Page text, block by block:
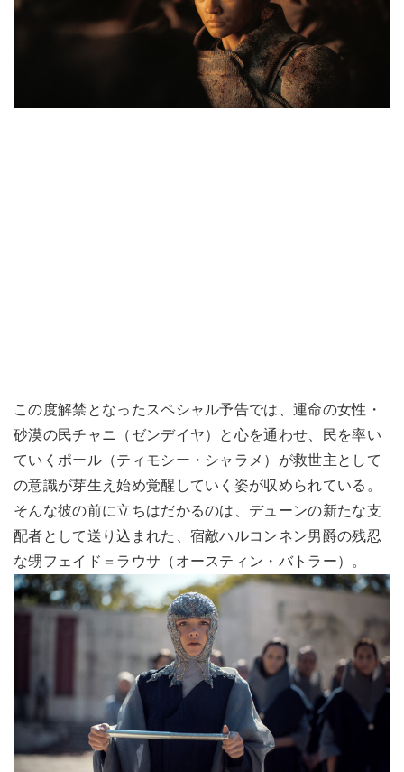
この度解禁となったスペシャル予告では、運命の女性・
砂漠の民チャニ（ゼンデイヤ）と心を通わせ、民を率い
ていくポール（ティモシー・シャラメ）が救世主として
の意識が芽生え始め覚醒していく姿が収められている。
そんな彼の前に立ちはだかるのは、デューンの新たな支
配者として送り込まれた、宿敵ハルコンネン男爵の残忍
な甥フェイド＝ラウサ（オースティン・バトラー）。